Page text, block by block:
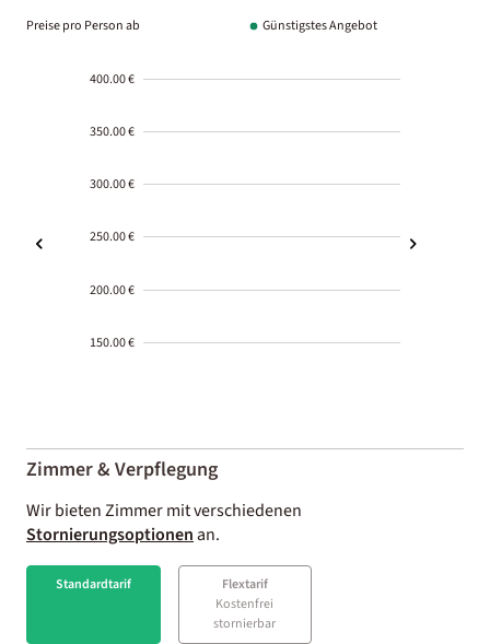
Preise pro Person ab Günstigstes Angebot
400.00 €
350.00 €
300.00 €
250.00 €
200.00 €
150.00 €
01-02
Zimmer & Verpflegung
Wir bieten Zimmer mit verschiedenen
Stornierungsoptionenan.
Standardtarif
Flextarif
Kostenfrei
stornierbar